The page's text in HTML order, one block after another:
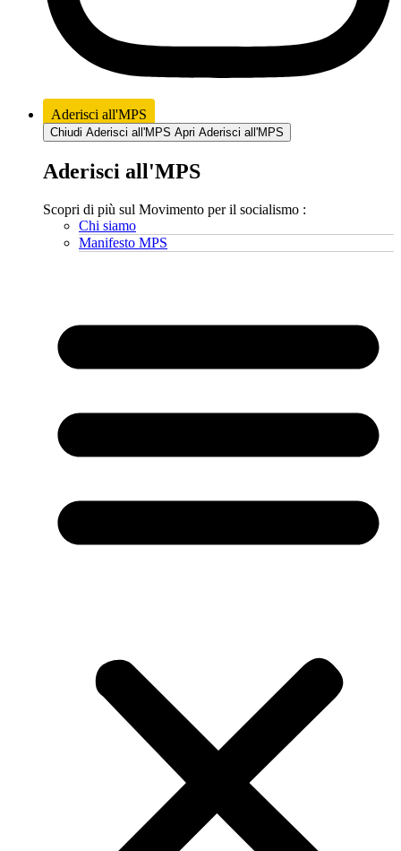
Aderisci all'MPS
Chiudi Aderisci all'MPS Apri Aderisci all'MPS
Aderisci all'MPS
Scopri di più sul Movimento per il socialismo :
Chi siamo
Manifesto MPS